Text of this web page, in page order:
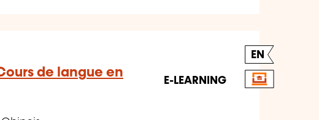
EN
de langue en
E-LEARNING